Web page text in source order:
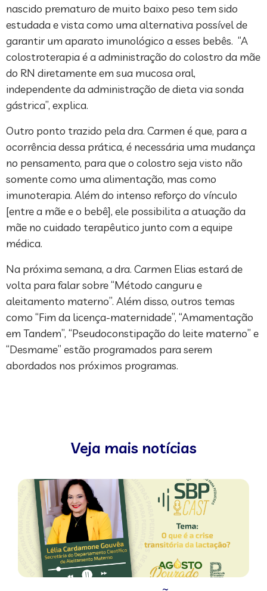
nascido prematuro de muito baixo peso tem sido
estudada e vista como uma alternativa possível de
garantir um aparato imunológico a esses bebês. “A
colostroterapia é a administração do colostro da mãe
do RN diretamente em sua mucosa oral,
independente da administração de dieta via sonda
gástrica”, explica.
Outro ponto trazido pela dra. Carmen é que, para a
ocorrência dessa prática, é necessária uma mudança
no pensamento, para que o colostro seja visto não
somente como uma alimentação, mas como
imunoterapia. Além do intenso reforço do vínculo
[entre a mãe e o bebê], ele possibilita a atuação da
mãe no cuidado terapêutico junto com a equipe
médica.
Na próxima semana, a dra. Carmen Elias estará de
volta para falar sobre “Método canguru e
aleitamento materno”. Além disso, outros temas
como “Fim da licença-maternidade”, “Amamentação
em Tandem”, “Pseudoconstipação do leite materno” e
“Desmame” estão programados para serem
abordados nos próximos programas.
Veja mais notícias